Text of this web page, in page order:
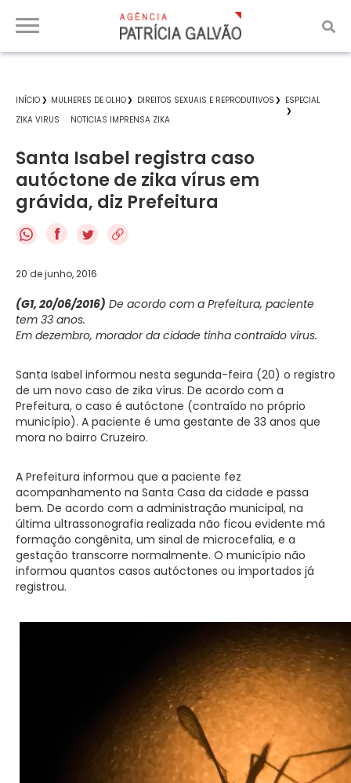
INÍCIO MULHERES DE OLHO DIREITOS SEXUAIS E REPRODUTIVOS
ESPECIAL
ZIKA VIRUS
NOTICIAS IMPRENSA ZIKA
Santa Isabel registra caso
autóctone de zika vírus em
grávida, diz Prefeitura
f
20 de junho, 2016
(G1, 20/06/2016) De acordo com a Prefeitura, paciente
tem 33 anos.
Em dezembro, morador da cidade tinha contraído vírus.
Santa Isabel informou nesta segunda-feira (20) o registro
de um novo caso de zika vírus. De acordo com a
Prefeitura, o caso é autóctone (contraído no próprio
município). A paciente é uma gestante de 33 anos que
mora no bairro Cruzeiro.
A Prefeitura informou que a paciente fez
acompanhamento na Santa Casa da cidade e passa
bem. De acordo com a administração municipal, na
última ultrassonografia realizada não ficou evidente má
formação congênita, um sinal de microcefalia, e a
gestação transcorre normalmente. O município não
informou quantos casos autóctones ou importados já
registrou.